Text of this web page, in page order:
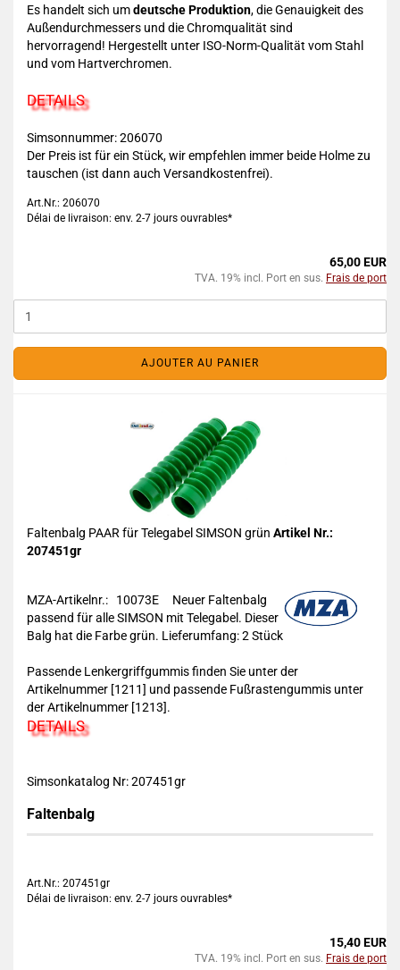
Es handelt sich umdeutsche Produktion, die Genauigkeit des
Außendurchmessers und die Chromqualität sind
hervorragend! Hergestellt unter ISO-Norm-Qualität vom Stahl
und vom Hartverchromen.
DETAILS
Simsonnummer:206070
Der Preis ist für ein Stück, wir empfehlen immer beide Holme zu
tauschen (ist dann auch Versandkostenfrei).
Art.Nr.: 206070
Délai de livraison: env. 2-7 jours ouvrables*
65,00 EUR
TVA. 19% incl. Port en sus. Frais de port
AJOUTER AU PANIER
Faltenbalg PAAR für Telegabel SIMSON grün Artikel Nr.:
207451gr
MZA-Artikelnr.: 10073E
Neuer Faltenbalg
passend für alle SIMSON mit Telegabel. Dieser
Balg hat die Farbe grün. Lieferumfang: 2 Stück
Passende Lenkergriffgummis finden Sie unter der
Artikelnummer [1211] und passende Fußrastengummis unter
der Artikelnummer [1213].
DETAILS
Simsonkatalog Nr: 207451gr
Faltenbalg
Art.Nr.: 207451gr
Délai de livraison: env. 2-7 jours ouvrables*
15,40 EUR
TVA. 19% incl. Port en sus. Frais de port